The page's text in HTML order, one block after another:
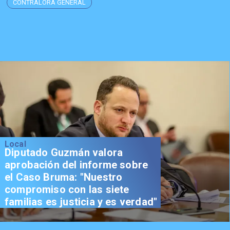
CONTRALORA GENERAL
Local
Diputado Guzmán valora
aprobación del informe sobre
el Caso Bruma: "Nuestro
compromiso con las siete
familias es justicia y es verdad"